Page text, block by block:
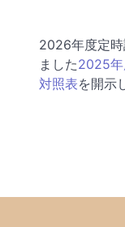
2026年度定
ました2025年
対照表を開示